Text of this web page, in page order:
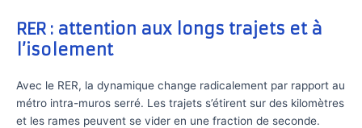
RER : attention aux longs trajets et à
l’isolement
Avec le RER, la dynamique change radicalement par rapport au
métro intra-muros serré. Les trajets s’étirent sur des kilomètres
et les rames peuvent se vider en une fraction de seconde.